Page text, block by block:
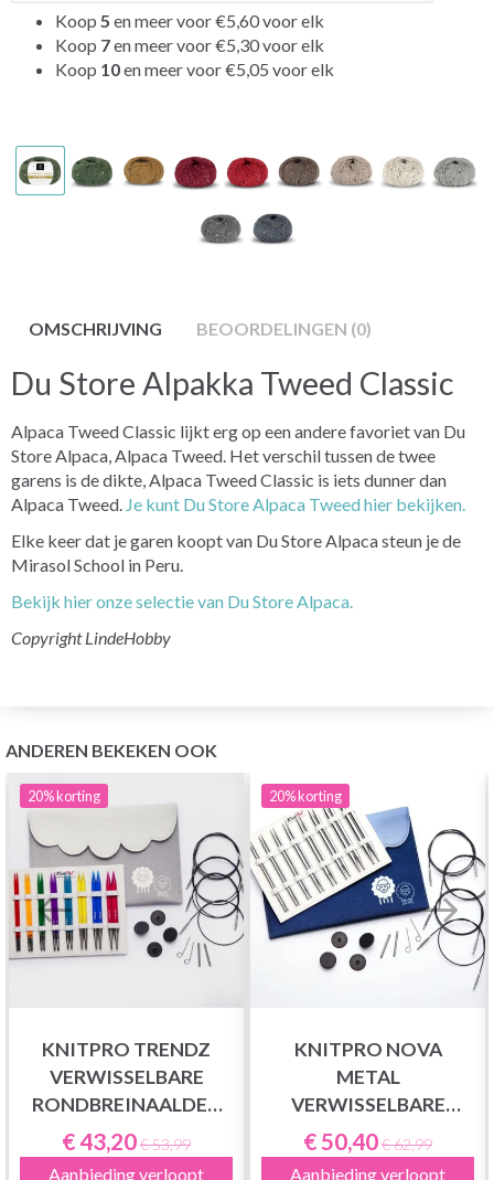
Koop 5 en meer voor€5,60voor elk
Koop 7en meer voor€5,30voor elk
Koop 10en meer voor€5,05 voor elk
OMSCHRIJVING BEOORDELINGEN (0)
Du Store Alpakka Tweed Classic
Alpaca Tweed Classic lijkt erg op een andere favoriet van Du
Store Alpaca, Alpaca Tweed. Het verschil tussen de twee
garens is de dikte, Alpaca Tweed Classic is iets dunner dan
Alpaca Tweed. Je kunt Du Store Alpaca Tweed hier bekijken.
Elke keer dat je garen koopt van Du Store Alpaca steun je de
Mirasol School in Peru.
Bekijk hier onze selectie van Du Store Alpaca.
Copyright LindeHobby
ANDEREN BEKEKEN OOK
20%korting
KNITPRO TRENDZ
VERWISSELBARE
RONDBREINAALDEN
SET DELUXE
€ 43,20€ 53,99
Aanbieding verloopt
20%korting
KNITPRO NOVA
METAL
VERWISSELBARE
RONDBREINAALDEN
SET DELUXE
€ 50,40€ 62,99
Aanbieding verloopt